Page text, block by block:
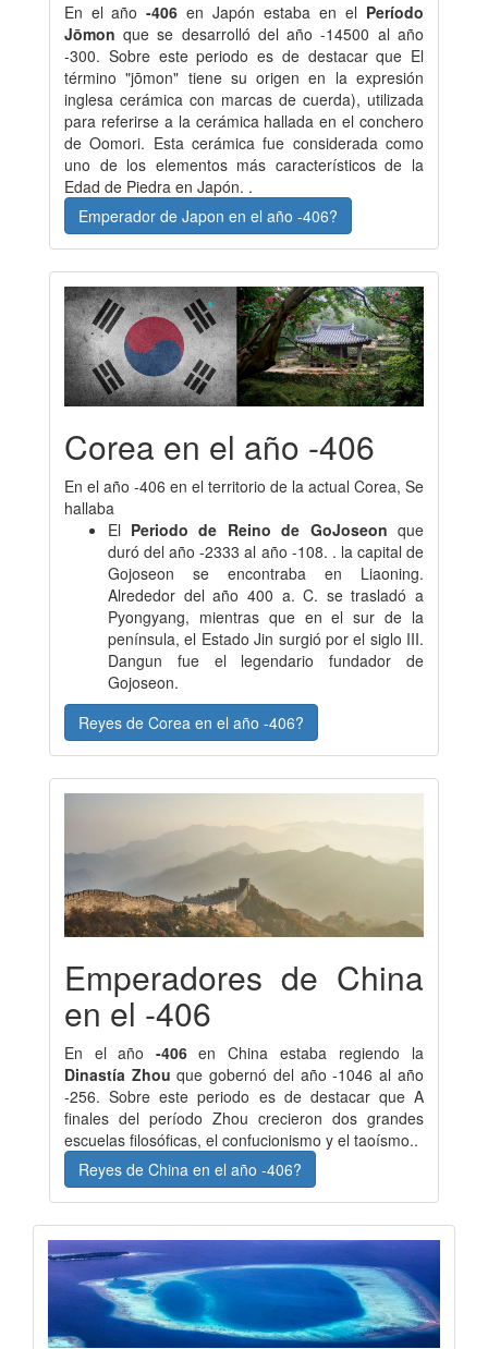
En el año -406 en Japón estaba en el Período
Jōmon que se desarrolló del año -14500 al año
-300. Sobre este periodo es de destacar que El
término "jōmon" tiene su origen en la expresión
inglesa cerámica con marcas de cuerda), utilizada
para referirse a la cerámica hallada en el conchero
de Oomori. Esta cerámica fue considerada como
uno de los elementos más característicos de la
Edad de Piedra en Japón. .
Emperador de Japon en el año -406?
Corea en el año -406
En el año -406 en el territorio de la actual Corea, Se
hallaba
El Periodo de Reino de GoJoseon que
duró del año -2333 al año -108. . la capital de
Gojoseon se encontraba en Liaoning.
Alrededor del año 400 a. C. se trasladó a
Pyongyang, mientras que en el sur de la
península, el Estado Jin surgió por el siglo III.
Dangun fue el legendario fundador de
Gojoseon.
Reyes de Corea en el año -406?
Emperadores de China
en el -406
En el año -406 en China estaba regiendo la
Dinastía Zhou que gobernó del año -1046 al año
-256. Sobre este periodo es de destacar que A
finales del período Zhou crecieron dos grandes
escuelas filosóficas, el confucionismo y el taoísmo..
Reyes de China en el año -406?